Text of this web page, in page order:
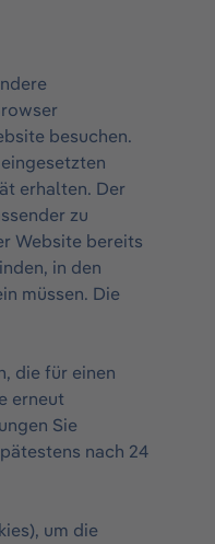
besuchen.
erhalten. Der
zu
Website bereits
in den
müssen. Die
die für einen
erneut
Sie
nach 24
um die